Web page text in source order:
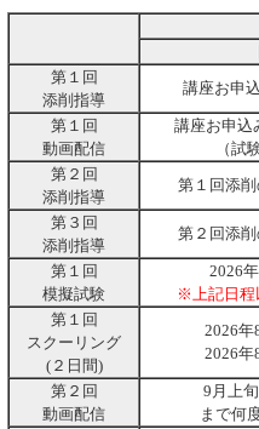
第１回
添削指導
講座お申
第１回
動画配信
講座お申込
（試
第２回
添削指導
第１回添
第３回
添削指導
第２回添
第１回
模擬試験
2026
※上記日程
第１回
スクーリング
(２日間)
2026年
2026年
第２回
動画配信
9月上
まで何